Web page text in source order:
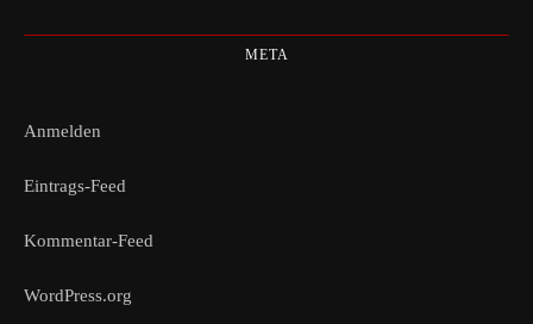
META
Anmelden
Eintrags-Feed
Kommentar-Feed
WordPress.org